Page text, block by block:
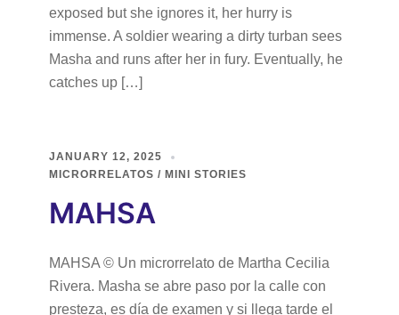
exposed but she ignores it, her hurry is
immense. A soldier wearing a dirty turban sees
Masha and runs after her in fury. Eventually, he
catches up […]
JANUARY 12, 2025
MICRORRELATOS / MINI STORIES
MAHSA
MAHSA © Un microrrelato de Martha Cecilia
Rivera. Masha se abre paso por la calle con
presteza, es día de examen y si llega tarde el